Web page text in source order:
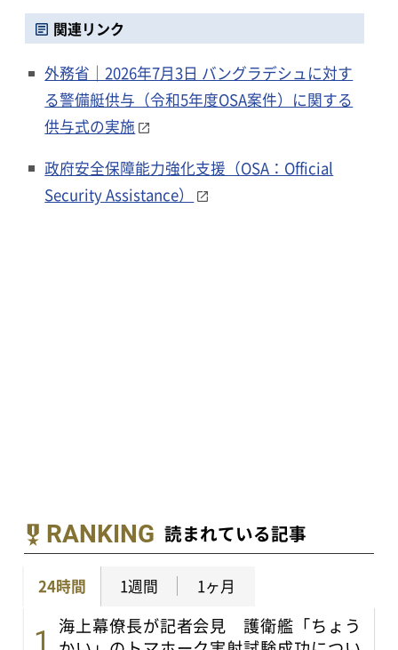
関連リンク
外務省｜2026年7月3日 バングラデシュに対す
る警備艇供与（令和5年度OSA案件）に関する
供与式の実施
政府安全保障能力強化支援（OSA：Official
Security Assistance）
RANKING 読まれている記事
24時間 1週間 1ヶ月
海上幕僚長が記者会見 護衛艦「ちょう